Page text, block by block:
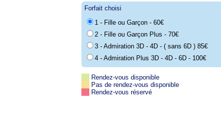
Forfait choisi
1 - Fille ou Garçon - 60€
2 - Fille ou Garçon Plus - 70€
3 - Admiration 3D - 4D - ( sans 6D ) 85€
4 - Admiration Plus 3D - 4D - 6D - 100€
Rendez-vous disponible
Pas de rendez-vous disponible
Rendez-vous réservé